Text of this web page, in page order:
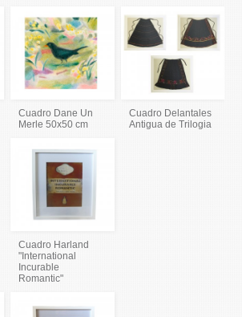
Cuadro Dane Un
Merle 50x50 cm
Cuadro Delantales
Antigua de Trilogia
Cuadro Harland
"International
Incurable
Romantic"